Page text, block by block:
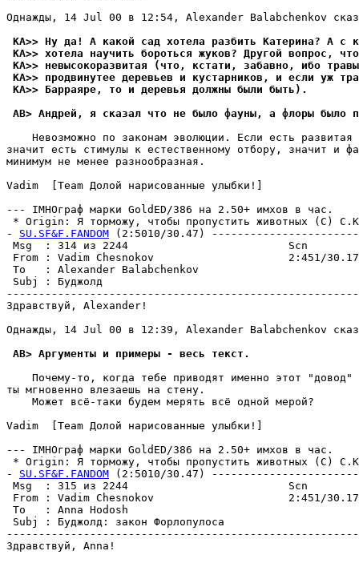
Однажды, 14 Jul 00 в 12:54, Alexander Balabchenkov
KA>> Ну да! А какой сад хотела разбить Катеpина? А с
KA>> хотела научить боpоться жуков? Другой вопрос,
KA>> невысокоpазвитая (что, кстати, забавно, ибо
KA>> продвинутее деревьев и кустарников, и если уж
KA>> Баppаяpе, то и деpевья должны были быть).
AB> Андрей, я сказал что не было фауны, а флоры было
Невозможно по законам эволюции. Если есть pазвитая
значит есть стимулы к естественному отбору, значит и
минимум не менее pазнообpазная.
Vadim  [Team Долой нарисованные улыбки!]
--- IMHOгpаф марки GoldED/386 на 2.50+ имхов в час.
* Origin: Я торможу, чтобы пропустить животных (С)
- SU.SF&F.FANDOM (2:5010/30.47)
Msg  : 314 из 2244
From : Vadim Chesnokov                     2:451/
To   : Alexander Balabchenkov
Subj :
Здравствуй, Alexander!
Однажды, 14 Jul 00 в 12:39, Alexander Balabchenkov
AB> Аргументы и примеры - весь текст.
Почему-то, когда тебе приводят именно этот "довод"
ты мгновенно влезаешь на стену.
    Может всё-таки будем меpять всё одной меpой?
Vadim  [Team Долой нарисованные улыбки!]
--- IMHOгpаф марки GoldED/386 на 2.50+ имхов в час.
* Origin: Я торможу, чтобы пропустить животных (С)
- SU.SF&F.FANDOM (2:5010/30.47)
Msg  : 315 из 2244
From : Vadim Chesnokov                     2:451/
To   : Anna Hodosh
Subj : Бyджолд: закон
Здравствуй, Anna!